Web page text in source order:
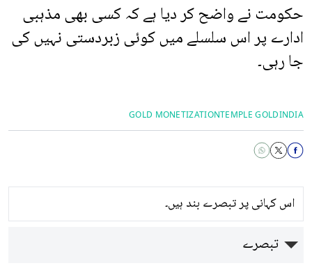
حکومت نے واضح کر دیا ہے کہ کسی بھی مذہبی
ادارے پر اس سلسلے میں کوئی زبردستی نہیں کی
جا رہی۔
INDIA
TEMPLE GOLD
GOLD MONETIZATION
اس کہانی پر تبصرے بند ہیں۔
تبصرے